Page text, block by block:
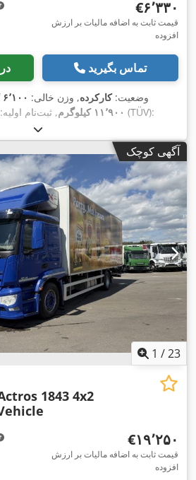
‎€۶٬۳۳۰
قیمت ثابت به اضافه مالیات بر ارزش
افزوده
تماس بگیرید
وضعیت:کارکرده, وزن خالی: ۶٬۱۰۰ کیلوگرم
۱۱٬۹۰۰ کیلوگرم
, ثبت‌نام اولیه:
, بازرسی بعدی (TÜV):
, سیستم تعلیق:
, اندازه لاستیک385/55 R22.5 , وزن عملیاتی:
آگهی کوچک
1 /23
1843 4x2
‎€۱۹٬۲۵۰
قیمت ثابت به اضافه مالیات بر ارزش
افزوده